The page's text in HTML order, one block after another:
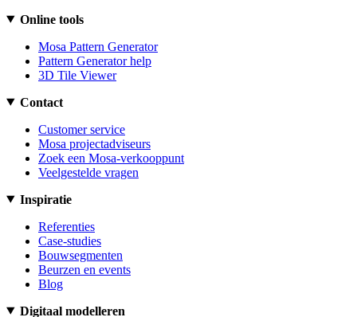
Online tools
Mosa Pattern Generator
Pattern Generator help
3D Tile Viewer
Contact
Customer service
Mosa projectadviseurs
Zoek een Mosa-verkooppunt
Veelgestelde vragen
Inspiratie
Referenties
Case-studies
Bouwsegmenten
Beurzen en events
Blog
Digitaal modelleren